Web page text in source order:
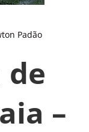
Padão
de
–